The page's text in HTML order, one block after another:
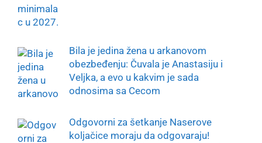
Bila je jedina žena u arkanovom
obezbeđenju: Čuvala je Anastasiju i
Veljka, a evo u kakvim je sada
odnosima sa Cecom
Odgovorni za šetkanje Naserove
koljačice moraju da odgovaraju!